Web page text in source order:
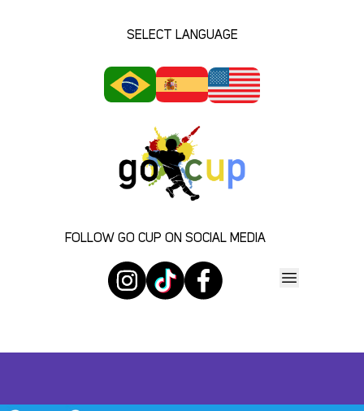
SELECT LANGUAGE
FOLLOW GO CUP ON SOCIAL MEDIA